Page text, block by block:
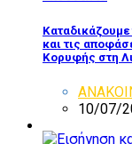
και τις
Κορυφής στη
10/07/